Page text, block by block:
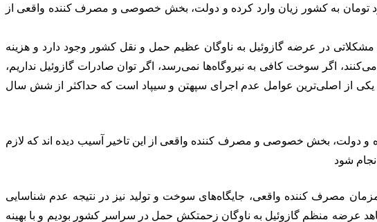
تومان به کشور زیان وارد کرده و دولت، بخش خصوصی و مصرف کننده واقعی از
در عرضه گازوئیل به ناوگان عظیم حمل و نقل کشور وجود دارد و هزینه
اگر سوخت کافی به نیروگاه‌ها نمی‌رسد، اگر توان صادرات گازوئیل نداریم،
از اصلی‌ترین عوامل عدم اجرای سپهتن و سیپاد است که حداکثر از شش سال
و دولت، بخش خصوصی و مصرف کننده واقعی از این تاخیر آسیب دیده اند که لازم
شود
مصرف کننده واقعی، جایگاه‌های سوخت و تولید نیز در نتیجه عدم شناسایی
عرضه منظم گازوئیل به ناوگان زحمتکش حمل در سراسر کشور بودیم و با بهینه